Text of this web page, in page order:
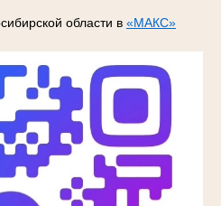
области в «МАКС»